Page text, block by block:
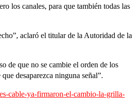
los canales, para que también todas las
aclaró el titular de la Autoridad de la
de que no se cambie el orden de los
desaparezca ninguna señal”.
cable-ya-firmaron-el-cambio-la-grilla-